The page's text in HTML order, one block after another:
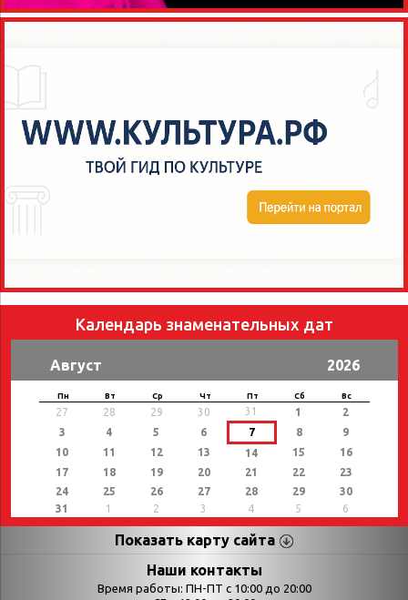
Календарь знаменательных дат
Август 2026
Пн Вт Ср Чт Пт Сб Вс
27 28 29 30 31 1
2
3
4 5 6 7 8
9
10
11 12 13 14 15
16
17
18 19 20 21 22
23
24
25 26 27 28 29
30
31
1 2 3 4 5 6
Показать карту сайта
Страницы Категории
Наши контакты
Время работы: ПН-ПТ с 10:00 до 20:00